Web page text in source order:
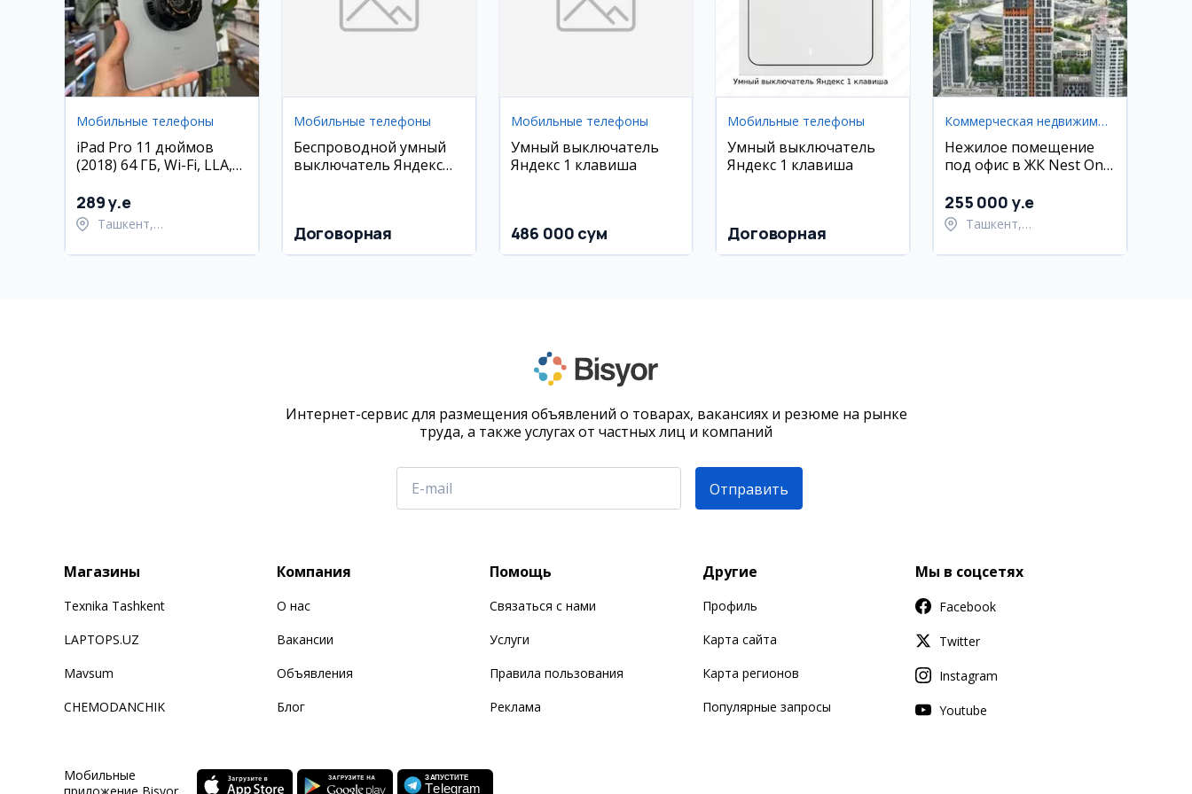
Мобильные телефоны
iPad Pro 11 дюймов
(2018) 64 ГБ, Wi-Fi, LLA,
289 y.e
Ташкент,
Мобильные телефоны
Беспроводной умный
выключатель Яндекс
Договорная
Мобильные телефоны
Умный выключатель
Яндекс 1 клавиша
486 000 сум
Мобильные телефоны
Умный выключатель
Яндекс 1 клавиша
Договорная
Коммерческая недвижимость
Нежилое помещение
под офис в ЖК Nest One
56 кв.м
255 000 y.e
Ташкент,
Интернет-сервис для размещения объявлений о товарах, вакансиях и резюме на рынке
труда, а также услугах от частных лиц и компаний
Отправить
Магазины
Texnika Tashkent
LAPTOPS.UZ
Mavsum
CHEMODANCHIK
Компания
О нас
Вакансии
Объявления
Блог
Помощь
Связаться с нами
Услуги
Правила пользования
Реклама
Другие
Профиль
Карта сайта
Карта регионов
Популярные запросы
Мы в соцсетях
Facebook
Twitter
Instagram
Youtube
Мобильные